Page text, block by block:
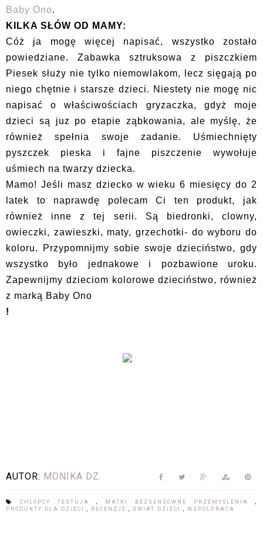
Baby Ono.
KILKA SŁÓW OD MAMY:
Cóż ja mogę więcej napisać, wszystko zostało
powiedziane. Zabawka sztruksowa z piszczkiem
Piesek służy nie tylko niemowlakom, lecz sięgają po
niego chętnie i starsze dzieci. Niestety nie mogę nic
napisać o właściwościach gryzaczka, gdyż moje
dzieci są juz po etapie ząbkowania, ale myślę, że
również spełnia swoje zadanie. Uśmiechnięty
pyszczek pieska i fajne piszczenie wywołuje
uśmiech na twarzy dziecka.
Mamo! Jeśli masz dziecko w wieku 6 miesięcy do 2
latek to naprawdę polecam Ci ten produkt, jak
również inne z tej serii. Są biedronki, clowny,
owieczki, zawieszki, maty, grzechotki- do wyboru do
koloru. Przypomnijmy sobie swoje dzieciństwo, gdy
wszystko było jednakowe i pozbawione uroku.
Zapewnijmy dzieciom kolorowe dzieciństwo, również
z marką Baby Ono
!
AUTOR: MONIKA DZ.
CHLOPCY TESTUJA , MATKI BEZSENSOWNE PRZEMYŚLENIA ,
PRODUKTY DLA DZIECI , RECENZJE , SWIAT DZIECI , WSPOLPRACA